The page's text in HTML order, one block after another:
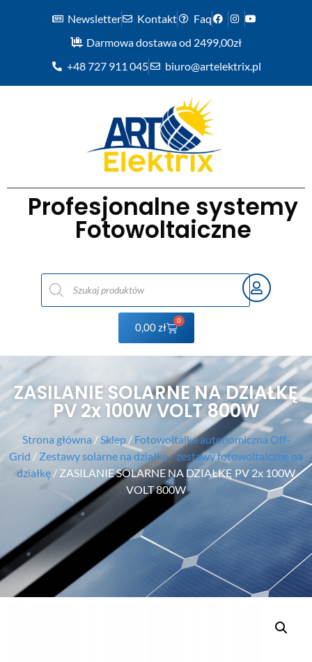
Newsletter Kontakt
Faq
Darmowa dostawa od 2499,00zł
+48 727 911 045
biuro@artelektrix.pl
Profesjonalne systemy
Fotowoltaiczne
0,00zł
0
ZASILANIE SOLARNE NA DZIAŁKĘ
PV 2x 100W VOLT 800W
Strona główna/ Sklep/ Fotowoltaika autonomiczna Off-
Grid / Zestawy solarne na działkę - zestawy fotowoltaiczne na
działkę / ZASILANIE SOLARNE NA DZIAŁKĘ PV 2x 100W
VOLT 800W